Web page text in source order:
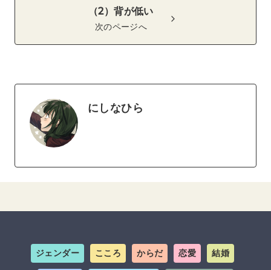
（2）背が低い
次のページへ
にしなひら
ジェンダー こころ からだ 恋愛 結婚